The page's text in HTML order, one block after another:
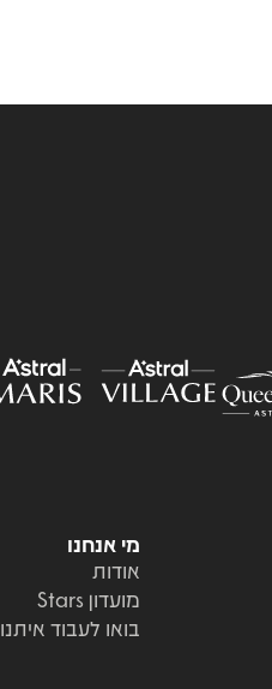
מי אנחנו
אודות
מועדון Stars
בואו לעבוד איתנו